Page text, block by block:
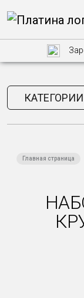
КАТЕГОРИИ
Главная страница